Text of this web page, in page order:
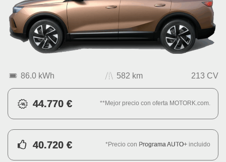
86.0 kWh 582 km 213 CV
44.770 € **Mejor precio con oferta MOTORK.com.
40.720 € *Precio con Programa AUTO+ incluido